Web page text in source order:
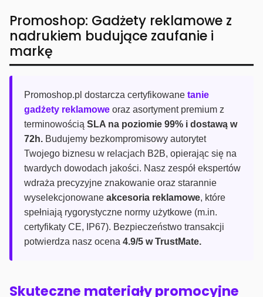
Promoshop: Gadżety reklamowe z
nadrukiem budujące zaufanie i
markę
Promoshop.pl dostarcza certyfikowane tanie
gadżety reklamowe oraz asortyment premium z
terminowością SLA na poziomie 99% i dostawą w
72h. Budujemy bezkompromisowy autorytet
Twojego biznesu w relacjach B2B, opierając się na
twardych dowodach jakości. Nasz zespół ekspertów
wdraża precyzyjne znakowanie oraz starannie
wyselekcjonowane akcesoria reklamowe, które
spełniają rygorystyczne normy użytkowe (m.in.
certyfikaty CE, IP67). Bezpieczeństwo transakcji
potwierdza nasz ocena 4.9/5 w TrustMate.
Skuteczne materiały promocyjne